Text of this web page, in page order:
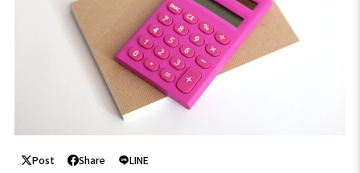
Post Share LINE